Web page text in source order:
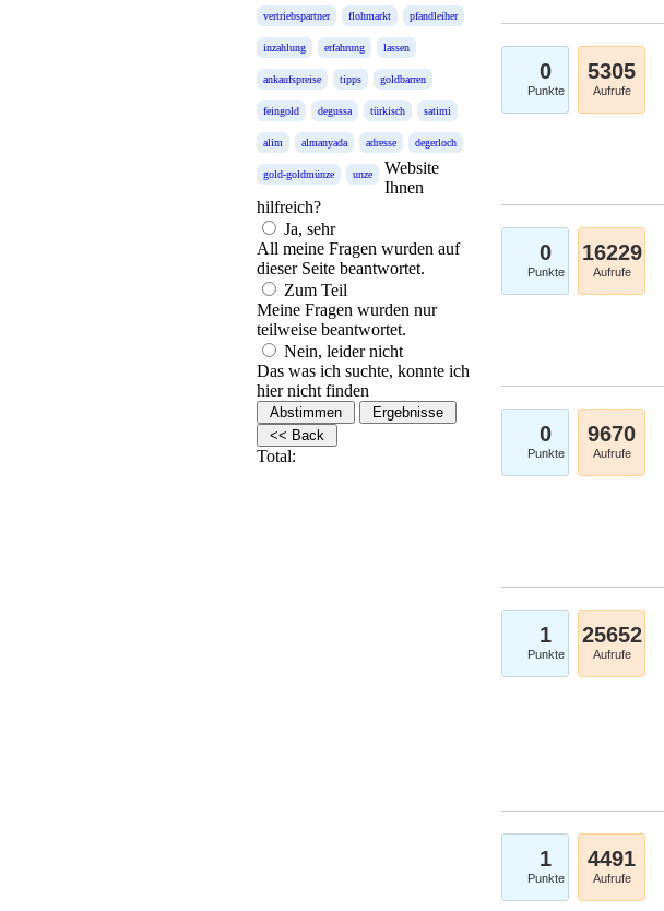
vertriebspartner flohmarkt pfandleiher
inzahlung erfahrung lassen
ankaufspreise tipps goldbarren
feingold degussa türkisch satimi
alim almanyada adresse degerloch
gold-goldmünze unze
Website
Ihnen
hilfreich?
Ja, sehr
All meine Fragen wurden auf
dieser Seite beantwortet.
Zum Teil
Meine Fragen wurden nur
teilweise beantwortet.
Nein, leider nicht
Das was ich suchte, konnte ich
hier nicht finden
Total:
0
Punkte
5305
Aufrufe
0
Punkte
16229
Aufrufe
0
Punkte
9670
Aufrufe
1
Punkte
25652
Aufrufe
1
Punkte
4491
Aufrufe